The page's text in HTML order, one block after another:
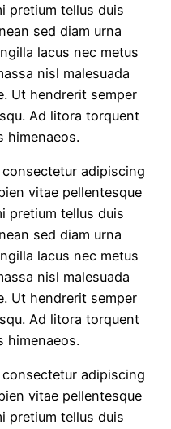
pretium tellus duis
sed diam urna
lacus nec metus
nisl malesuada
Ut hendrerit semper
Ad litora torquent
himenaeos.
adipiscing
vitae pellentesque
pretium tellus duis
sed diam urna
lacus nec metus
nisl malesuada
Ut hendrerit semper
Ad litora torquent
himenaeos.
adipiscing
vitae pellentesque
pretium tellus duis